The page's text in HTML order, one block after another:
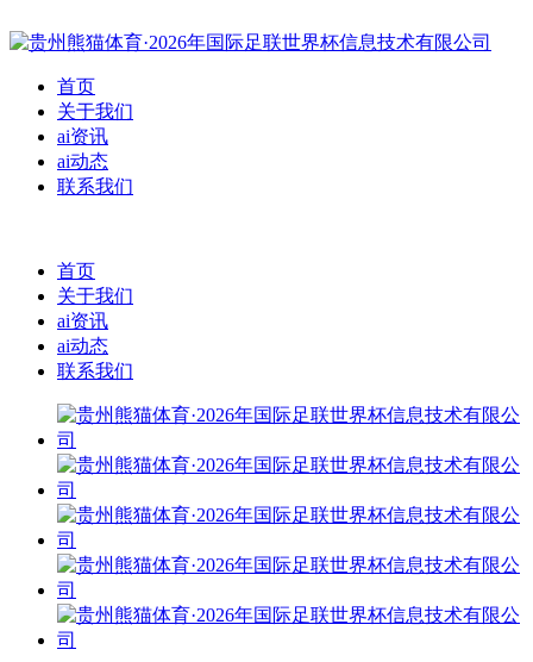
首页
关于我们
ai资讯
ai动态
联系我们
首页
关于我们
ai资讯
ai动态
联系我们